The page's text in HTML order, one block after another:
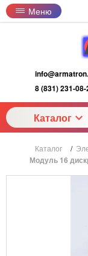
Меню
8 (831) 231-08-
Каталог
Каталог /
Модуль 16